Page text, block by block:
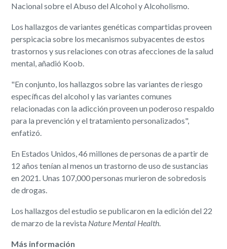
Nacional sobre el Abuso del Alcohol y Alcoholismo.
Los hallazgos de variantes genéticas compartidas proveen
perspicacia sobre los mecanismos subyacentes de estos
trastornos y sus relaciones con otras afecciones de la salud
mental, añadió Koob.
"En conjunto, los hallazgos sobre las variantes de riesgo
específicas del alcohol y las variantes comunes
relacionadas con la adicción proveen un poderoso respaldo
para la prevención y el tratamiento personalizados",
enfatizó.
En Estados Unidos, 46 millones de personas de a partir de
12 años tenían al menos un trastorno de uso de sustancias
en 2021. Unas 107,000 personas murieron de sobredosis
de drogas.
Los hallazgos del estudio se publicaron en la edición del 22
de marzo de la revista Nature Mental Health
Más información